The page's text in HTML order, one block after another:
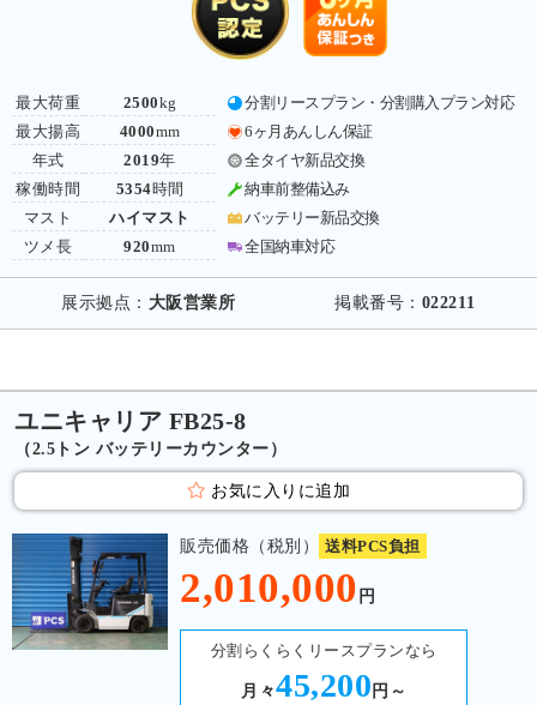
最大荷重
最大揚高
年式
稼働時間
マスト
ツメ長
2500kg
4000mm
2019年
5354時間
ハイマスト
920mm
分割リースプラン・分割購入プラン対応
6ヶ月あんしん保証
全タイヤ新品交換
納車前整備込み
バッテリー新品交換
全国納車対応
展示拠点： 大阪営業所 掲載番号： 022211
ユニキャリア FB25-8
（2.5トン バッテリーカウンター）
お気に入りに追加
販売価格（税別） 送料PCS負担
2,010,000 円
分割らくらくリースプランなら
月々45,200 円～